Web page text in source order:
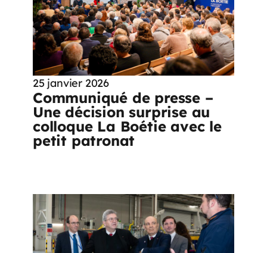
25 janvier 2026
Communiqué de presse –
Une décision surprise au
colloque La Boétie avec le
petit patronat